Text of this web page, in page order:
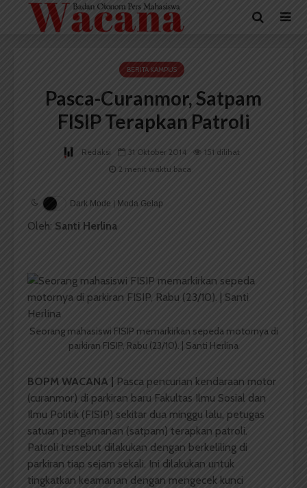
BERITA KAMPUS
Pasca-Curanmor, Satpam
FISIP Terapkan Patroli
Redaksi 31 Oktober 2014
151 dilihat
2 menit waktu baca
Dark Mode | Moda Gelap
Oleh: Santi Herlina
Seorang mahasiswi FISIP memarkirkan sepeda motornya di
parkiran FISIP, Rabu (23/10). | Santi Herlina
BOPM WACANA |
Pasca pencurian kendaraan motor
(curanmor) di parkiran baru Fakultas Ilmu Sosial dan
Ilmu Politik (FISIP) sekitar dua minggu lalu, petugas
satuan pengamanan (satpam) terapkan patroli.
Patroli tersebut dilakukan dengan berkeliling di
parkiran tiap sejam sekali. Ini dilakukan untuk
tingkatkan keamanan dengan mengecek kunci